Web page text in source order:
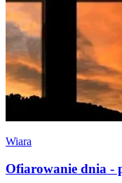
Wiara
Ofiarowanie dnia -